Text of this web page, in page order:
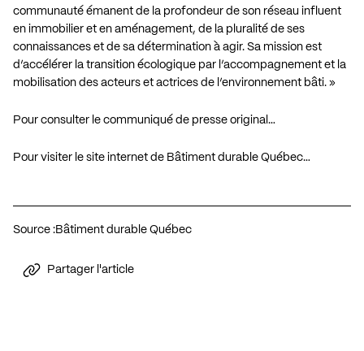
communauté émanent de la profondeur de son réseau influent
en immobilier et en aménagement, de la pluralité de ses
connaissances et de sa détermination à agir. Sa mission est
d’accélérer la transition écologique par l’accompagnement et la
mobilisation des acteurs et actrices de l’environnement bâti. »
Pour consulter le communiqué de presse original…
Pour visiter le site internet de Bâtiment durable Québec…
Source :Bâtiment durable Québec
Partager l'article